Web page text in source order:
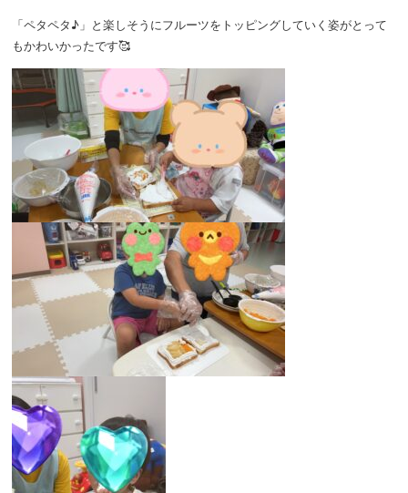
「ペタペタ♪」と楽しそうにフルーツをトッピングしていく姿がとって
もかわいかったです🥰